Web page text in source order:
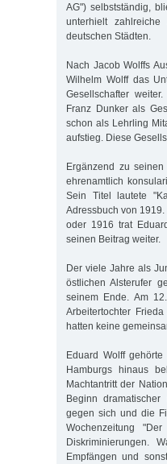
AG") selbstständig,
unterhielt
deutschen Städten.
Nach Jacob Wolffs
Wilhelm Wolff das
Gesellschafter
Franz Dunker als
schon als Lehrling
aufstieg. Diese
Ergänzend zu
ehrenamtlich
Sein Titel lautete
Adressbuch von
oder 1916 trat
seinen Beitrag weiter.
Der viele Jahre als
östlichen Alsterufer
seinem Ende. Am
Arbeitertochter
hatten keine
Eduard Wolff
Hamburgs hinaus
Machtantritt der
Beginn
gegen sich und die
Wochenzeitung
Diskriminierungen.
Empfängen und